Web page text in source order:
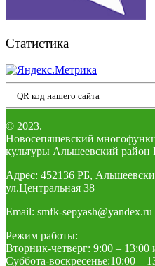
Статистика
QR код нашего сайта
© 2023.
Новосепяшевский
культуры Альшеевский район
Адрес: 452136 РБ,
ул.Центральная 38
Email: smfk-sepyash@yandex.ru
Режим работы:
Вторник-четверг: 9:00 – 13:00
Суббота-воскресенье:10:00 –